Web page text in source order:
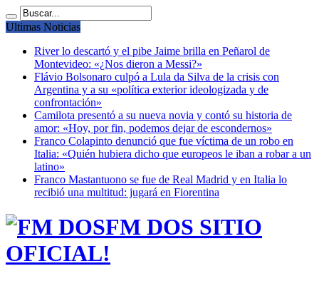
Ultimas Noticias
River lo descartó y el pibe Jaime brilla en Peñarol de
Montevideo: «¿Nos dieron a Messi?»
Flávio Bolsonaro culpó a Lula da Silva de la crisis con
Argentina y a su «política exterior ideologizada y de
confrontación»
Camilota presentó a su nueva novia y contó su historia de
amor: «Hoy, por fin, podemos dejar de escondernos»
Franco Colapinto denunció que fue víctima de un robo en
Italia: «Quién hubiera dicho que europeos le iban a robar a un
latino»
Franco Mastantuono se fue de Real Madrid y en Italia lo
recibió una multitud: jugará en Fiorentina
FM DOS SITIO
OFICIAL!